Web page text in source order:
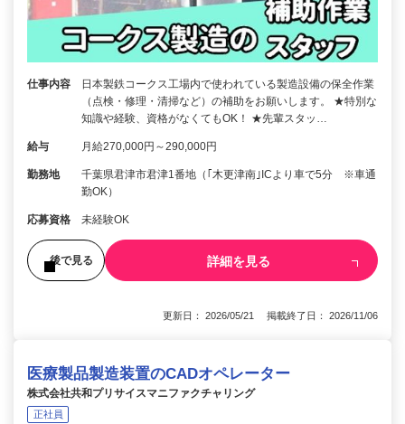
仕事内容
日本製鉄コークス工場内で使われている製造設備の保全作業
（点検・修理・清掃など）の補助をお願いします。 ★特別な
知識や経験、資格がなくてもOK！ ★先輩スタッ…
給与 月給270,000円～290,000円
勤務地
千葉県君津市君津1番地（｢木更津南｣ICより車で5分 ※車通
勤OK）
応募資格 未経験OK
後で見る 詳細を見る
更新日： 2026/05/21 掲載終了日： 2026/11/06
医療製品製造装置のCADオペレーター
株式会社共和プリサイスマニファクチャリング
正社員